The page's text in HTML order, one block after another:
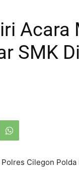
Acara
SMK
Cilegon